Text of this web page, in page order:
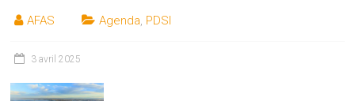
AFAS Agenda, PDSI
3 avril 2025